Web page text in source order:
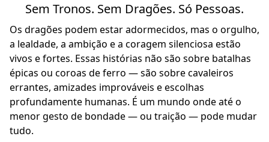
Sem Tronos. Sem Dragões. Só Pessoas.
Os dragões podem estar adormecidos, mas o orgulho,
a lealdade, a ambição e a coragem silenciosa estão
vivos e fortes. Essas histórias não são sobre batalhas
épicas ou coroas de ferro — são sobre cavaleiros
errantes, amizades improváveis e escolhas
profundamente humanas. É um mundo onde até o
menor gesto de bondade — ou traição — pode mudar
tudo.